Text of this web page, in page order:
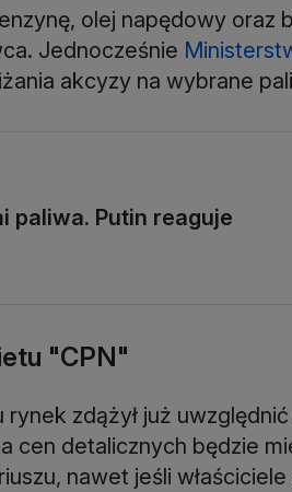
olej napędowy oraz
Jednocześnie
akcyzy na wybrane
paliwa. Putin reaguje
"CPN"
zdążył już
cen detalicznych będzie
nawet jeśli